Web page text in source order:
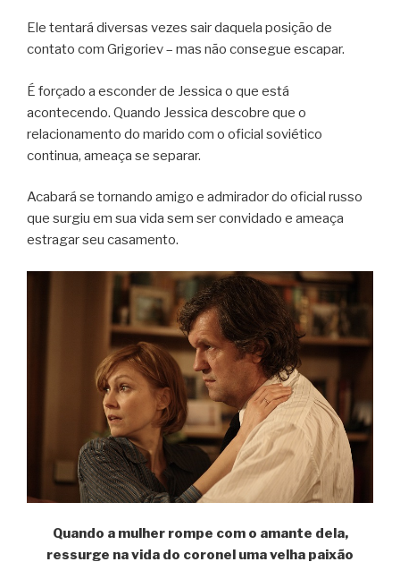
Ele tentará diversas vezes sair daquela posição de
contato com Grigoriev – mas não consegue escapar.
É forçado a esconder de Jessica o que está
acontecendo. Quando Jessica descobre que o
relacionamento do marido com o oficial soviético
continua, ameaça se separar.
Acabará se tornando amigo e admirador do oficial russo
que surgiu em sua vida sem ser convidado e ameaça
estragar seu casamento.
Quando a mulher rompe com o amante dela,
ressurge na vida do coronel uma velha paixão